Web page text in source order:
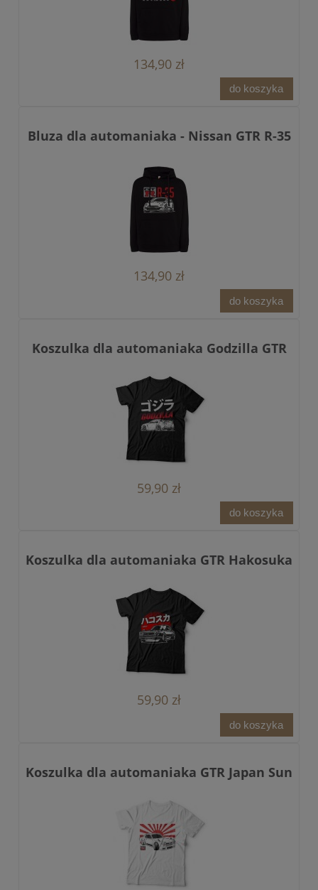
134,90 zł
do koszyka
Bluza dla automaniaka - Nissan GTR R-35
134,90 zł
do koszyka
Koszulka dla automaniaka Godzilla GTR
59,90 zł
do koszyka
Koszulka dla automaniaka GTR Hakosuka
59,90 zł
do koszyka
Koszulka dla automaniaka GTR Japan Sun